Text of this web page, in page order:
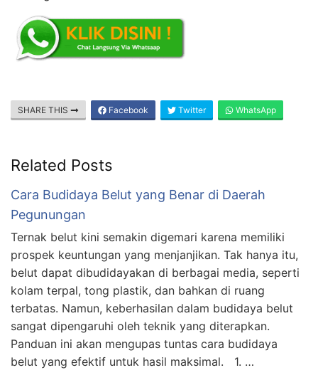
SHARE THIS Facebook Twitter WhatsApp
Related Posts
Cara Budidaya Belut yang Benar di Daerah
Pegunungan
Ternak belut kini semakin digemari karena memiliki
prospek keuntungan yang menjanjikan. Tak hanya itu,
belut dapat dibudidayakan di berbagai media, seperti
kolam terpal, tong plastik, dan bahkan di ruang
terbatas. Namun, keberhasilan dalam budidaya belut
sangat dipengaruhi oleh teknik yang diterapkan.
Panduan ini akan mengupas tuntas cara budidaya
belut yang efektif untuk hasil maksimal. 1. …